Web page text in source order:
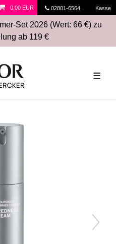
02801-6564 Kasse
0,00 EUR
Set 2026 (Wert: 66 €) zu
ab 119 €
☰